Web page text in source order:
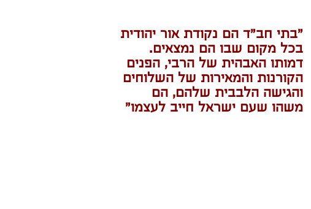
"בתי חב"ד הם נקודת אור יהודית
בכל מקום שבו הם נמצאים.
דמותו האבהית של הרבי, הפנים
הקורנות והמאירות של השלוחים
והגישה הלבבית שלהם, הם
משהו שעם ישראל חייב לעצמו"